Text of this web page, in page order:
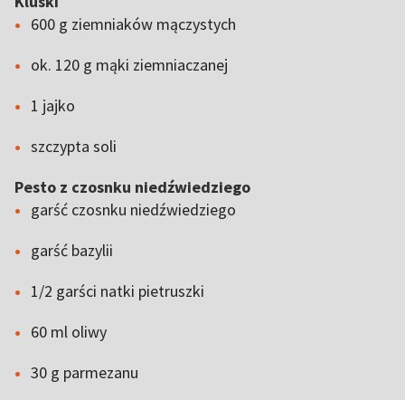
600 g ziemniaków mączystych
ok. 120 g mąki ziemniaczanej
1 jajko
szczypta soli
Pesto z czosnku niedźwiedziego
garść czosnku niedźwiedziego
garść bazylii
1/2 garści natki pietruszki
60 ml oliwy
30 g parmezanu